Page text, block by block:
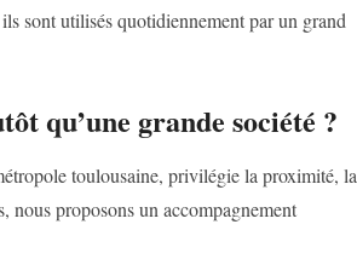
sont utilisés quotidiennement par un grand
qu’une grande société ?
toulousaine, privilégie la proximité, la
nous proposons un accompagnement